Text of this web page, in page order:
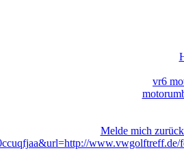
vr6
Melde mich